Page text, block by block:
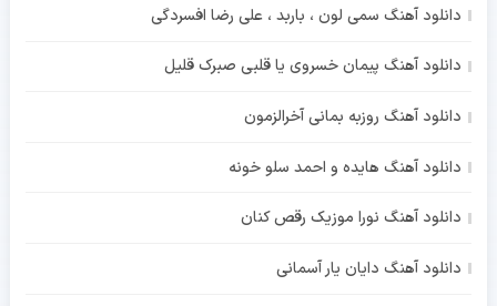
دانلود آهنگ سمی لون ، باربد ، علی رضا افسردگی
دانلود آهنگ پیمان خسروی یا قلبی صبرک قلیل
دانلود آهنگ روزبه بمانی آخرالزمون
دانلود آهنگ هایده و احمد سلو خونه
دانلود آهنگ نورا موزیک رقص کنان
دانلود آهنگ دایان یار آسمانی